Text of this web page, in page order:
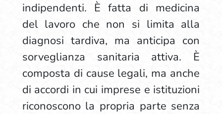
indipendenti. È fatta di medicina
del lavoro che non si limita alla
diagnosi tardiva, ma anticipa con
sorveglianza sanitaria attiva. È
composta di cause legali, ma anche
di accordi in cui imprese e istituzioni
riconoscono la propria parte senza